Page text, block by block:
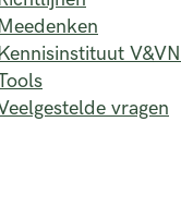
V&VN
vragen